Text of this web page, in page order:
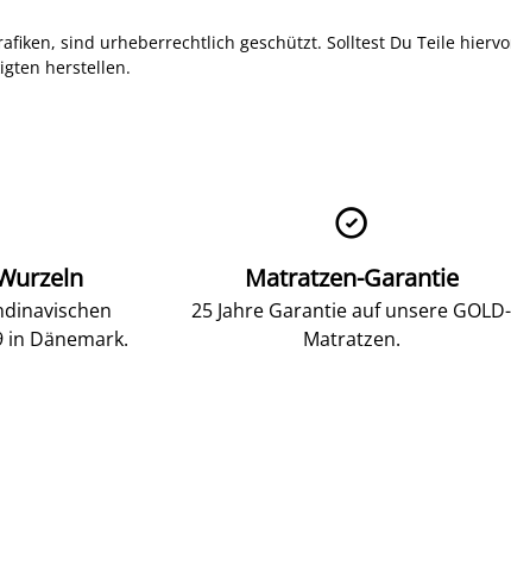
sind urheberrechtlich geschützt. Solltest Du Teile
herstellen.
in Dänemark.

Matratzen-Garantie
25 Jahre Garantie auf unsere GOLD-
Matratzen.